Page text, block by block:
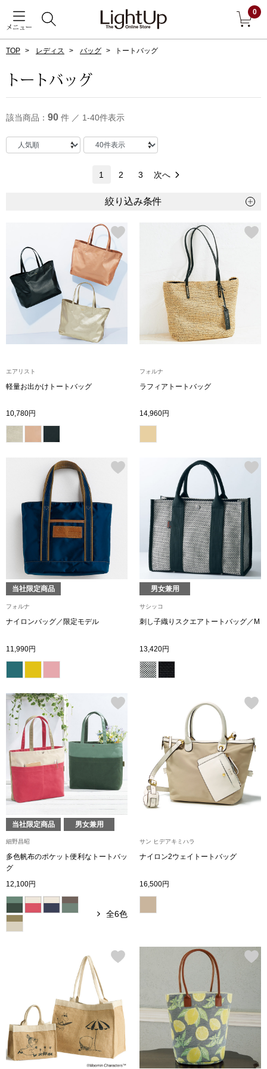
メニュー
0
すべて見る
ン雑貨
BOGARD 最新号はこちら
ランド
集
タログ
／チュニック
アウター
その他
トップス
Tシャツ／カッ
ポロシャツ
ベスト
その他
ボトムス
パンツ／スラ
ルーム･アン
ルームウェア
アンダーウェア
ショルダーバ
ブリーフケース
クラッチバッグ
ボディバッグ
TOP レディス バッグ トートバッグ
トートバッグ
該当商品： 90 件 ／ 1-40件表示
1 2 3 次へ
絞り込み条件
エアリスト
軽量お出かけトートバッグ
10,780円
フォルナ
ラフィアトートバッグ
14,960円
当社限定商品
フォルナ
ナイロンバッグ／限定モデル
11,990円
男女兼用
サシッコ
刺し子織りスクエアトートバッグ／M
13,420円
当社限定商品 男女兼用
細野昌昭
多色帆布のポケット便利なトートバッ
グ
12,100円
全6色
サン ヒデアキミハラ
ナイロン2ウェイトートバッグ
16,500円